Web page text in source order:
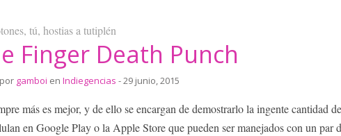
tú, hostias a tutiplén
Finger Death Punch
gamboi en Indiegencias - 29 junio, 2015
más es mejor, y de ello se encargan de demostrarlo la ingente cantidad
en Google Play o la Apple Store que pueden ser manejados con un par